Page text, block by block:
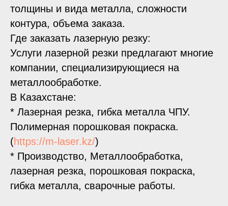
толщины и вида металла, сложности
контура, объема заказа.
Где заказать лазерную резку:
Услуги лазерной резки предлагают многие
компании, специализирующиеся на
металлообработке.
В Казахстане:
* Лазерная резка, гибка металла ЧПУ.
Полимерная порошковая покраска.
(https://m-laser.kz/)
* Производство, Металлообработка,
лазерная резка, порошковая покраска,
гибка металла, сварочные работы.